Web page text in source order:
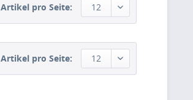
Artikel pro Seite: 12
Artikel pro Seite: 12